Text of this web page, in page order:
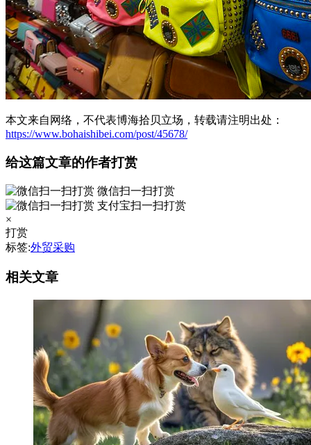
本文来自网络，不代表博海拾贝立场，转载请注明出处：
https://www.bohaishibei.com/post/45678/
给这篇文章的作者打赏
微信扫一扫打赏
支付宝扫一扫打赏
×
打赏
标签:外贸采购
相关文章